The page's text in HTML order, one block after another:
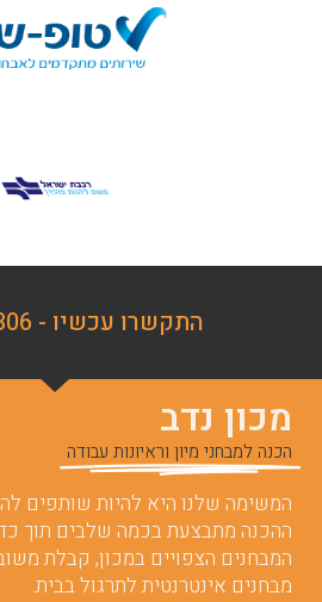
התקשרו עכשיו - 03-6206306
מכון נדב
הכנה למבחני מיון וראיונות עבודה
המשימה שלנו היא להיות שותפים
ההכנה מתבצעת בכמה שלבים תוך
המבחנים הצפויים במכון, קבלת
מבחנים אינטרנטית לתרגול בבית.